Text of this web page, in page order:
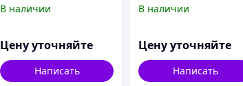
LC/APC 1м
В наличии
Цену уточняйте
Написать
В наличии
Цену уточняйте
Написать